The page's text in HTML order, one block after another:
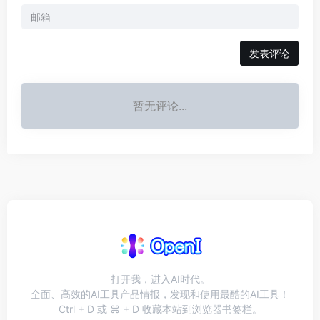
发表评论
暂无评论...
打开我，进入AI时代。
全面、高效的AI工具产品情报，发现和使用最酷的AI工具！
Ctrl + D 或 ⌘ + D 收藏本站到浏览器书签栏。